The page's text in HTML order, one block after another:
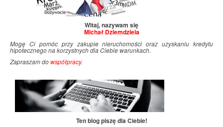
Witaj, nazywam się
Michał Dziemdziela
Mogę Ci pomóc przy zakupie nieruchomości oraz uzyskaniu kredytu
hipotecznego na korzystnych dla Ciebie warunkach.
Zapraszam dowspółpracy.
Ten blog piszę dla Ciebie!